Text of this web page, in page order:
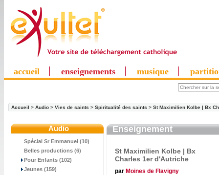
accueil enseignements musique
Accueil > Audio > Vies de saints > Spiritualité des saints > St Maximilien Kolbe | Bx
Audio
Spécial Sr Emmanuel (10)
Belles productions (6)
Pour Enfants (102)
Jeunes (159)
Enseignement
St Maximilien Kolbe | Bx
Charles 1er d'Autriche
par Moines de Flavigny